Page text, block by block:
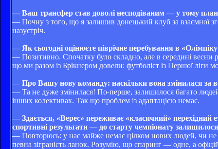
— Ваш трансфер став доволі несподіваним — у тому
— Почну з того, що я залишив донецький клуб за взаємної
назустріч.
— Як сьогодні оцінюєте піврічне перебування в
— Позитивно. Спочатку було складно, але в середині весни
що ми разом із Брікнером довели: футболіст із Першої
— Про Вашу нову команду: наскільки вона змінилася за
— Та не дуже змінилася! По-перше, залишилося багато
інших колективах. Так що проблем із адаптацією немає.
— Здається, «Верес» переживає «класичний»
спортивні результати — до старту чемпіонату
— Повторюсь: у нас майже немає цілком нових людей, чи не
певна зіграність ланок. Розумію, що спаринг — одне, а